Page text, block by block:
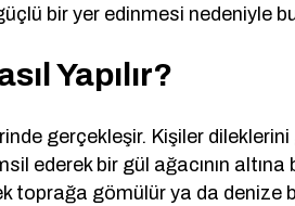
bir yer edinmesi nedeniyle bu
Yapılır?
gerçekleşir. Kişiler
ederek bir gül ağacının altına
gömülür ya da denize